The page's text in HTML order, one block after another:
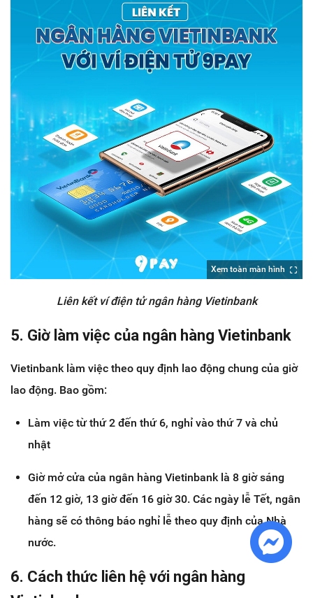
Xem toàn màn hình
Liên kết ví điện tử ngân hàng Vietinbank
5. Giờ làm việc của ngân hàng Vietinbank
Vietinbank làm việc theo quy định lao động chung của giờ
lao động. Bao gồm:
Làm việc từ thứ 2 đến thứ 6, nghỉ vào thứ 7 và chủ
nhật
Giờ mở cửa của ngân hàng Vietinbank là 8 giờ sáng
đến 12 giờ, 13 giờ đến 16 giờ 30. Các ngày lễ Tết, ngân
hàng sẽ có thông báo nghỉ lễ theo quy định của Nhà
nước.
6. Cách thức liên hệ với ngân hàng